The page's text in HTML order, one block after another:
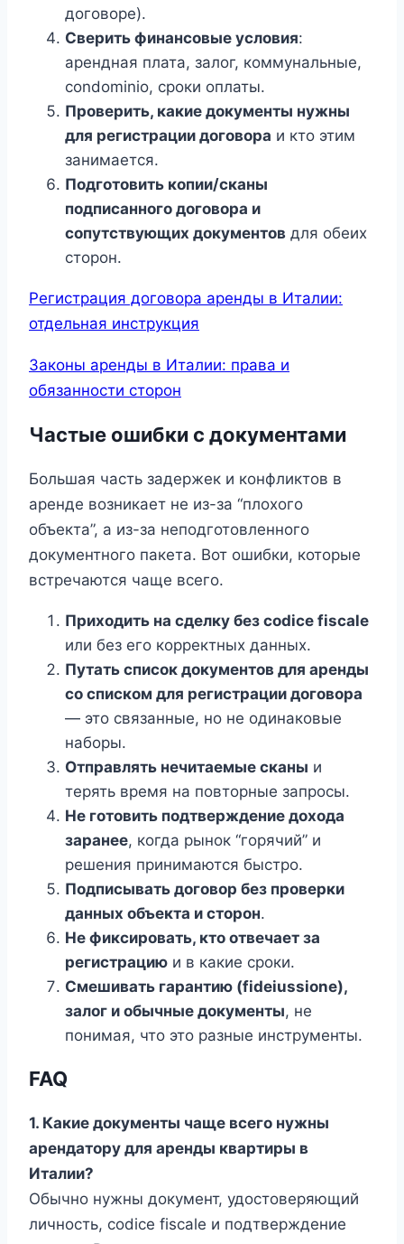
договоре).
Сверить финансовые условия:
арендная плата, залог, коммунальные,
condominio, сроки оплаты.
Проверить, какие документы нужны
для регистрации договора и кто этим
занимается.
Подготовить копии/сканы
подписанного договора и
сопутствующих документов для обеих
сторон.
Регистрация договора аренды в Италии:
отдельная инструкция
Законы аренды в Италии: права и
обязанности сторон
Частые ошибки с документами
Большая часть задержек и конфликтов в
аренде возникает не из-за “плохого
объекта”, а из-за неподготовленного
документного пакета. Вот ошибки, которые
встречаются чаще всего.
Приходить на сделку без codice fiscale
или без его корректных данных.
Путать список документов для аренды
со списком для регистрации договора
— это связанные, но не одинаковые
наборы.
Отправлять нечитаемые сканы и
терять время на повторные запросы.
Не готовить подтверждение дохода
заранее, когда рынок “горячий” и
решения принимаются быстро.
Подписывать договор без проверки
данных объекта и сторон.
Не фиксировать, кто отвечает за
регистрацию и в какие сроки.
Смешивать гарантию (fideiussione),
залог и обычные документы, не
понимая, что это разные инструменты.
FAQ
1. Какие документы чаще всего нужны
арендатору для аренды квартиры в
Италии?
Обычно нужны документ, удостоверяющий
личность, codice fiscale и подтверждение